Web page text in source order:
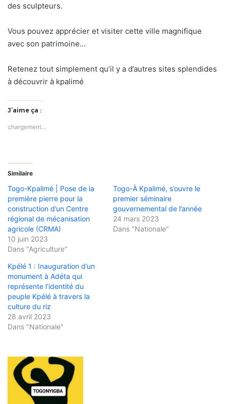
des sculpteurs.
Vous pouvez apprécier et visiter cette ville magnifique
avec son patrimoine…
Retenez tout simplement qu’il y a d’autres sites splendides
à découvrir à kpalimé
J’aime ça :
chargement…
Similaire
Togo-Kpalimé | Pose de la
première pierre pour la
construction d’un Centre
régional de mécanisation
agricole (CRMA)
10 juin 2023
Dans "Agriculture"
Togo-À Kpalimé, s’ouvre le
premier séminaire
gouvernemental de l’année
24 mars 2023
Dans "Nationale"
Kpélé 1 : Inauguration d’un
monument à Adéta qui
représente l’identité du
peuple Kpélé à travers la
culture du riz
28 avril 2023
Dans "Nationale"